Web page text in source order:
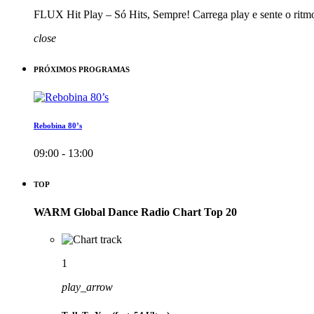
FLUX Hit Play – Só Hits, Sempre! Carrega play e sente o
close
PRÓXIMOS PROGRAMAS
Rebobina 80’s
09:00 - 13:00
TOP
WARM Global Dance Radio Chart Top 20
1
play_arrow